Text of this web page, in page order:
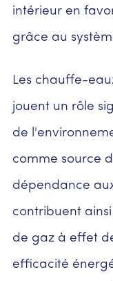
intérieur en
grâce au
Les chauffe-
jouent un rôle
de
comme source
dépendance
contribuent
de gaz à effet
efficacité